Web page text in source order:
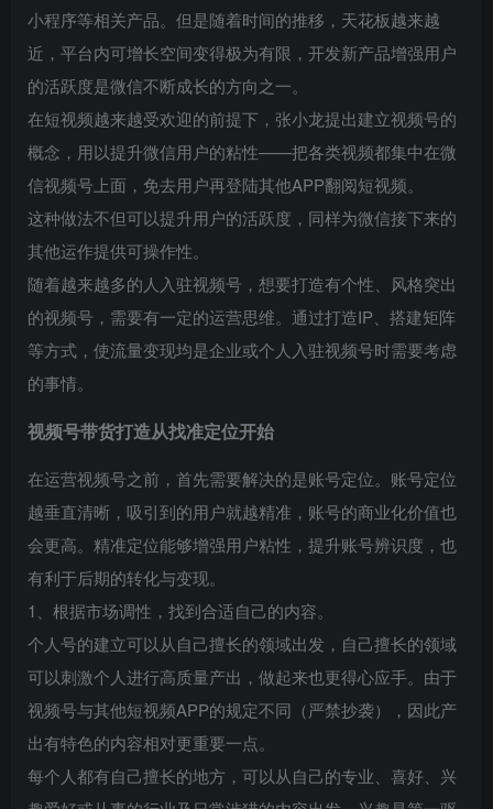
小程序等相关产品。但是随着时间的推移，天花板越来越
近，平台内可增长空间变得极为有限，开发新产品增强用户
的活跃度是微信不断成长的方向之一。
在短视频越来越受欢迎的前提下，张小龙提出建立视频号的
概念，用以提升微信用户的粘性——把各类视频都集中在微
信视频号上面，免去用户再登陆其他APP翻阅短视频。
这种做法不但可以提升用户的活跃度，同样为微信接下来的
其他运作提供可操作性。
随着越来越多的人入驻视频号，想要打造有个性、风格突出
的视频号，需要有一定的运营思维。通过打造IP、搭建矩阵
等方式，使流量变现均是企业或个人入驻视频号时需要考虑
的事情。
视频号带货打造从找准定位开始
在运营视频号之前，首先需要解决的是账号定位。账号定位
越垂直清晰，吸引到的用户就越精准，账号的商业化价值也
会更高。精准定位能够增强用户粘性，提升账号辨识度，也
有利于后期的转化与变现。
1、根据市场调性，找到合适自己的内容。
个人号的建立可以从自己擅长的领域出发，自己擅长的领域
可以刺激个人进行高质量产出，做起来也更得心应手。由于
视频号与其他短视频APP的规定不同（严禁抄袭），因此产
出有特色的内容相对更重要一点。
每个人都有自己擅长的地方，可以从自己的专业、喜好、兴